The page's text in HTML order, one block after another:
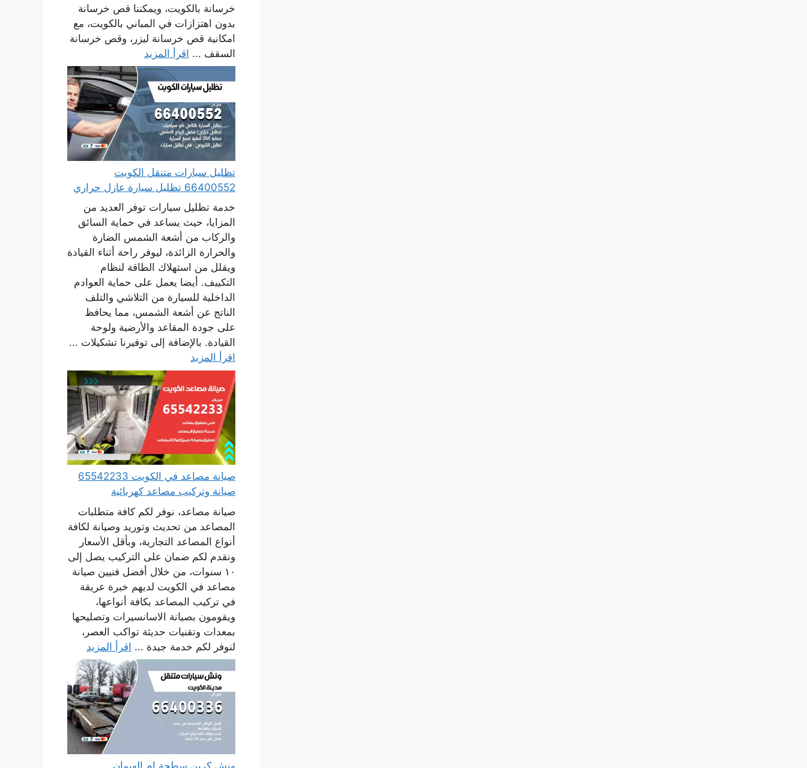
خرسانة بالكويت، ويمكننا قص خرسانة
بدون اهتزازات في المباني بالكويت، مع
امكانية قص خرسانة ليزر، وقص خرسانة
السقف ... اقرأ المزيد
تظليل سيارات متنقل الكويت
66400552 تظليل سيارة عازل حراري
خدمة تظليل سيارات توفر العديد من
المزايا، حيث يساعد في حماية السائق
والركاب من أشعة الشمس الضارة
والحرارة الزائدة، ليوفر راحة أثناء القيادة
ويقلل من استهلاك الطاقة لنظام
التكييف. أيضا يعمل على حماية العوادم
الداخلية للسيارة من التلاشي والتلف
الناتج عن أشعة الشمس، مما يحافظ
على جودة المقاعد والأرضية ولوحة
القيادة. بالإضافة إلى توفيرنا تشكيلات ...
اقرأ المزيد
صيانة مصاعد في الكويت 65542233
صيانة وتركيب مصاعد كهربائية
صيانة مصاعد، نوفر لكم كافة متطلبات
المصاعد من تحديث وتوريد وصيانة لكافة
أنواع المصاعد التجارية، وبأقل الأسعار
ونقدم لكم ضمان على التركيب يصل إلى
١٠ سنوات، من خلال أفضل فنيين صيانة
مصاعد في الكويت لديهم خبرة عريقة
في تركيب المصاعد بكافة أنواعها،
ويقومون بصيانة الاسانسيرات وتصليحها
بمعدات وتقنيات حديثة تواكب العصر،
لنوفر لكم خدمة جيدة ... اقرأ المزيد
ونش كرين سطحة ام الهيمان